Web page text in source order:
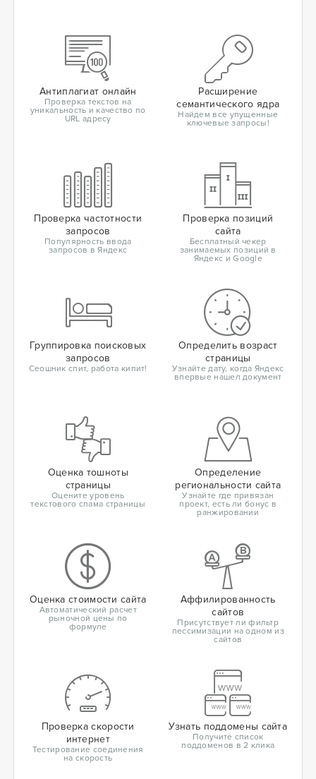
Антиплагиат онлайн
Проверка текстов на
уникальность и качество по
URL адресу
Расширение
семантического ядра
Найдем все упущенные
ключевые запросы!
Проверка частотности
запросов
Популярность ввода
запросов в Яндекс
Проверка позиций
сайта
Бесплатный чекер
занимаемых позиций в
Яндекс и Google
Группировка поисковых
запросов
Сеошник спит, работа кипит!
Определить возраст
страницы
Узнайте дату, когда Яндекс
впервые нашел документ
Оценка тошноты
страницы
Оцените уровень
текстового спама страницы
Определение
региональности сайта
Узнайте где привязан
проект, есть ли бонус в
ранжировании
Оценка стоимости сайта
Автоматический расчет
рыночной цены по
формуле
Аффилированность
сайтов
Присутствует ли фильтр
пессимизации на одном из
сайтов
Проверка скорости
интернет
Тестирование соединения
на скорость
Узнать поддомены сайта
Получите список
поддоменов в 2 клика